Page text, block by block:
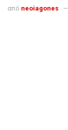
από neoiagones